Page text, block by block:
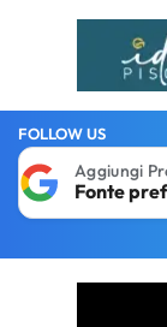
FOLLOW US
Aggiungi
Fonte